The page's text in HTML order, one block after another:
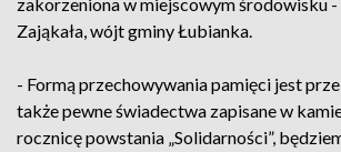
Zająkała, wójt gminy Łubianka.
- Formą przechowywania pamięci jest
także pewne świadectwa zapisane w
rocznicę powstania „Solidarności”,